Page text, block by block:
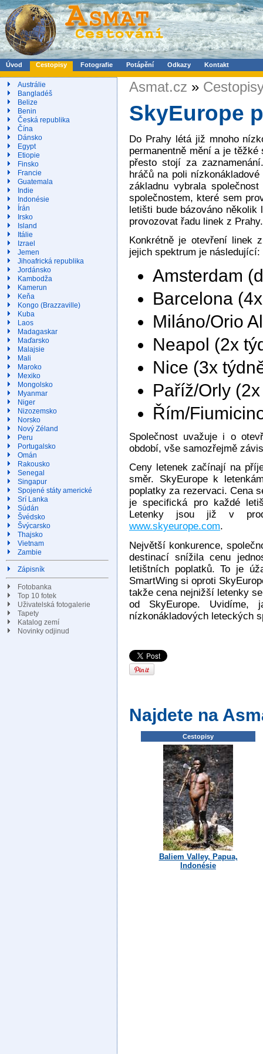
Úvod Cestopisy Fotografie Potápění Odkazy Kontakt
Austrálie
Bangladéš
Belize
Benin
Česká republika
Čína
Dánsko
Egypt
Etiopie
Finsko
Francie
Guatemala
Indie
Indonésie
Írán
Irsko
Island
Itálie
Izrael
Jemen
Jihoafrická republika
Jordánsko
Kambodža
Kamerun
Keňa
Kongo (Brazzaville)
Kuba
Laos
Madagaskar
Maďarsko
Malajsie
Mali
Maroko
Mexiko
Mongolsko
Myanmar
Niger
Nizozemsko
Norsko
Nový Zéland
Peru
Portugalsko
Omán
Rakousko
Senegal
Singapur
Spojené státy americké
Srí Lanka
Súdán
Švédsko
Švýcarsko
Thajsko
Vietnam
Zambie
Zápisník
Fotobanka
Top 10 fotek
Uživatelská fotogalerie
Tapety
Katalog zemí
Novinky odjinud
Asmat.cz »
SkyEurope
Do Prahy létá již mnoho
permanentně mění a je
přesto stojí za
hráčů na poli
základnu vybrala
společnostem, které sem
letišti bude bázováno několik
provozovat řadu linek z Prahy.
Konkrétně je otevření linek
jejich spektrum je následující:
Amsterdam
Barcelona
Miláno/Orio
Neapol (2x
Nice (3x
Paříž/Orly
Řím/
Společnost uvažuje i o
období, vše samozřejmě
Ceny letenek začínají na
směr. SkyEurope k
poplatky za rezervaci. Cena
je specifická pro každé
Letenky jsou již v
www.skyeurope.com.
Největší konkurence,
destinací snížila cenu
letištních poplatků. To je
SmartWing si oproti
takže cena nejnižší letenky
od SkyEurope.
nízkonákladových leteckých
Najdete na
Cestopisy
Baliem Valley, Papua,
Indonésie